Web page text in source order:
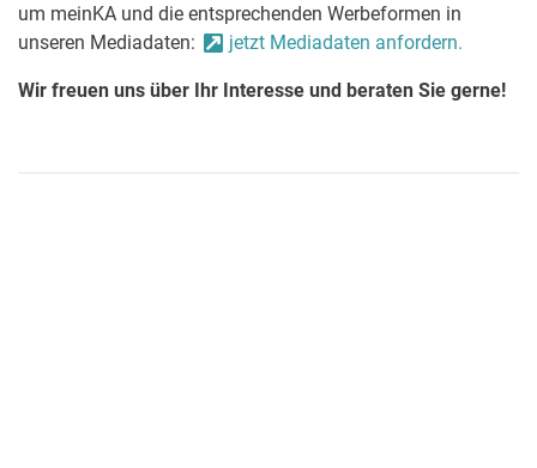
um meinKA und die entsprechenden Werbeformen in
unseren Mediadaten:
jetzt Mediadaten anfordern.
Wir freuen uns über Ihr Interesse und beraten Sie gerne!